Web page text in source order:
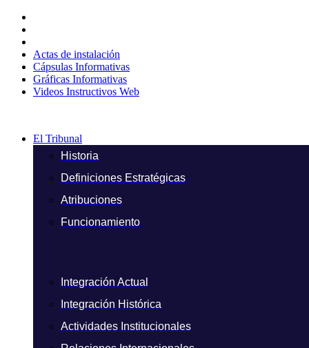
contenido
Actas de instalación
Cápsulas Informativas
Gráficas Informativas
Videos Instructivos Web
El Tribunal
Historia
Definiciones Estratégicas
Atribuciones
Funcionamiento
Integración Actual
Integración Histórica
Actividades Institucionales